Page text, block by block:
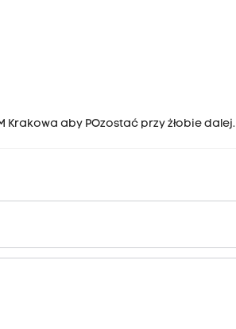
Krakowa aby POzostać przy żłobie dalej.